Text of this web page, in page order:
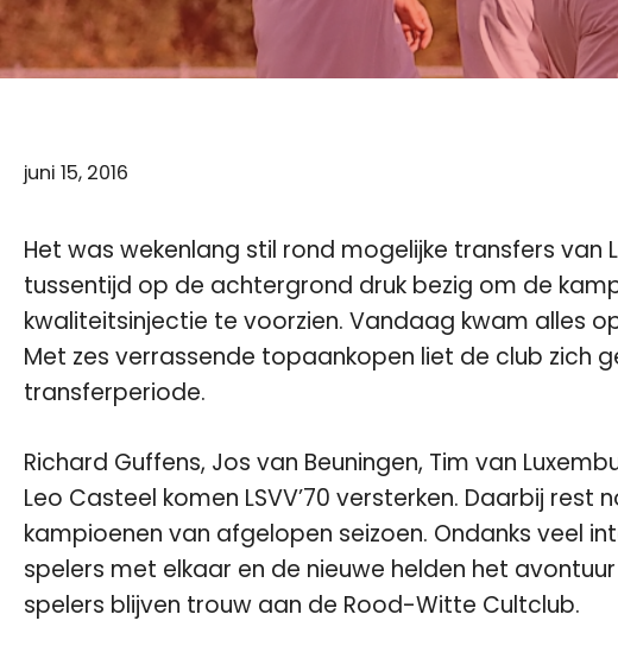
juni 15, 2016
Het was wekenlang stil rond mogelijke transfers van
tussentijd op de achtergrond druk bezig om de
kwaliteitsinjectie te voorzien. Vandaag kwam alles
Met zes verrassende topaankopen liet de club zich
transferperiode.
Richard Guffens, Jos van Beuningen, Tim van
Leo Casteel komen LSVV’70 versterken. Daarbij
kampioenen van afgelopen seizoen. Ondanks veel
spelers met elkaar en de nieuwe helden het
spelers blijven trouw aan de Rood-Witte Cultclub.